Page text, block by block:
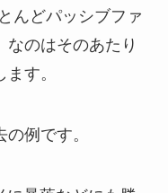
んどパッシブファ
なのはそのあたり
す。
例です。